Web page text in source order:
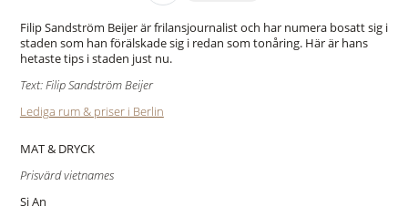
Filip Sandström Beijer är frilansjournalist och har numera bosatt sig i
staden som han förälskade sig i redan som tonåring. Här är hans
hetaste tips i staden just nu.
Text: Filip Sandström Beijer
Lediga rum & priser i Berlin
MAT & DRYCK
Prisvärd vietnames
Si An